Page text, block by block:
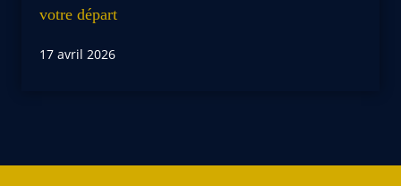
votre départ
17 avril 2026